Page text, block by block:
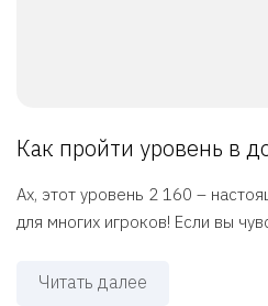
Как пройти уровень в
Ах, этот уровень 2 160 –
для многих игроков! Если вы
Читать далее